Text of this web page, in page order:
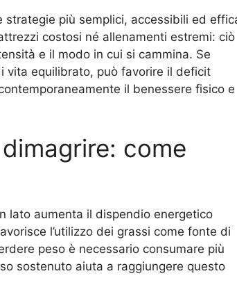
più semplici, accessibili ed
costosi né allenamenti estremi: ciò
e il modo in cui si cammina. Se
vita equilibrato, può favorire il deficit
il benessere fisico e
come
lato aumenta il dispendio energetico
l’utilizzo dei grassi come fonte di
peso è necessario consumare più
sostenuto aiuta a raggiungere questo